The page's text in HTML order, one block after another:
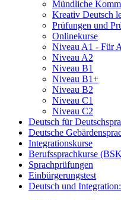
Mündliche
Kreativ Deutsch
Prüfungen und
Onlinekurse
Niveau A1 - Für
Niveau A2
Niveau B1
Niveau B1+
Niveau B2
Niveau C1
Niveau C2
Deutsch für
Deutsche
Integrationskurse
Berufssprachkurse
Sprachprüfungen
Einbürgerungstest
Deutsch und